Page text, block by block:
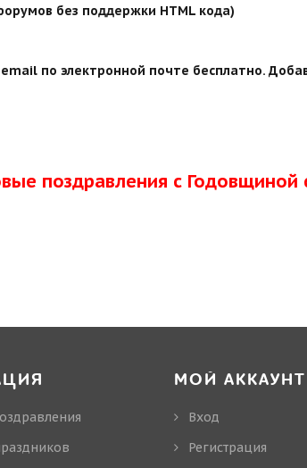
без поддержки HTML кода)
по электронной почте бесплатно.
поздравления с Годовщиной
МОЙ АККАУНТ
Вход
Регистрация